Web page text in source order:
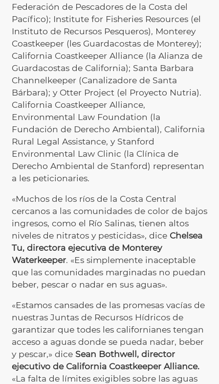
Federación de Pescadores de la Costa del
Pacífico); Institute for Fisheries Resources (el
Instituto de Recursos Pesqueros), Monterey
Coastkeeper (les Guardacostas de Monterey);
California Coastkeeper Alliance (la Alianza de
Guardacostas de California); Santa Barbara
Channelkeeper (Canalizadore de Santa
Bárbara); y Otter Project (el Proyecto Nutria).
California Coastkeeper Alliance,
Environmental Law Foundation (la
Fundación de Derecho Ambiental), California
Rural Legal Assistance, y Stanford
Environmental Law Clinic (la Clínica de
Derecho Ambiental de Stanford) representan
a les peticionaries.
«Muchos de los ríos de la Costa Central
cercanos a las comunidades de color de bajos
ingresos, como el Río Salinas, tienen altos
niveles de nitratos y pesticidas», dice Chelsea
Tu, directora ejecutiva de Monterey
Waterkeeper. «Es simplemente inaceptable
que las comunidades marginadas no puedan
beber, pescar o nadar en sus aguas».
«Estamos cansades de las promesas vacías de
nuestras Juntas de Recursos Hídricos de
garantizar que todes les californianes tengan
acceso a aguas donde se pueda nadar, beber
y pescar,» dice Sean Bothwell, director
ejecutivo de California Coastkeeper Alliance.
«La falta de límites exigibles sobre las aguas